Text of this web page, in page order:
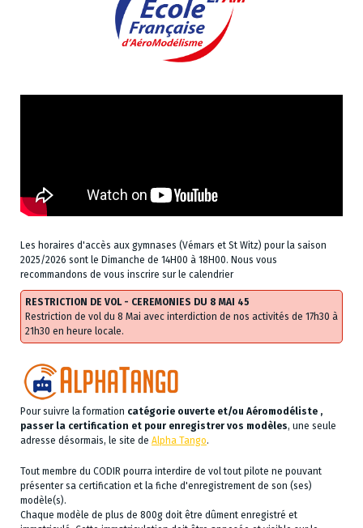
Les horaires d'accès aux gymnases (Vémars et St Witz) pour la saison
2025/2026 sont le Dimanche de 14H00 à 18H00. Nous vous
recommandons de vous inscrire sur le calendrier
RESTRICTION DE VOL - CEREMONIES DU 8 MAI 45
Restriction de vol du 8 Mai avec interdiction de nos activités de 17h30 à
21h30 en heure locale.
Pour suivre la formation catégorie ouverte et/ou Aéromodéliste ,
passer la certification et pour enregistrer vos modèles, une seule
adresse désormais, le site de Alpha Tango.
Tout membre du CODIR pourra interdire de vol tout pilote ne pouvant
présenter sa certification et la fiche d'enregistrement de son (ses)
modèle(s).
Chaque modèle de plus de 800g doit être dûment enregistré et